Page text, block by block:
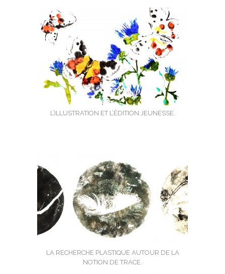
L’ILLUSTRATION ET L’ÉDITION JEUNESSE.
LA RECHERCHE PLASTIQUE AUTOUR DE LA
NOTION DE TRACE.